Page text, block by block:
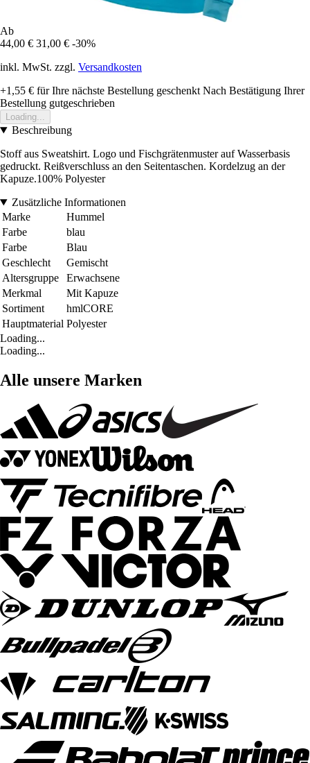
Ab
44,00 € 31,00 € -30%
inkl. MwSt. zzgl. Versandkosten
+1,55 € für Ihre nächste Bestellung geschenkt Nach Bestätigung Ihrer
Bestellung gutgeschrieben
Loading...
Beschreibung
Stoff aus Sweatshirt. Logo und Fischgrätenmuster auf Wasserbasis
gedruckt. Reißverschluss an den Seitentaschen. Kordelzug an der
Kapuze.100% Polyester
Zusätzliche Informationen
Marke
Hummel
Farbe
blau
Farbe
Blau
Geschlecht
Gemischt
Altersgruppe
Erwachsene
Merkmal
Mit Kapuze
Sortiment
hmlCORE
Hauptmaterial Polyester
Loading...
Loading...
Alle unsere Marken